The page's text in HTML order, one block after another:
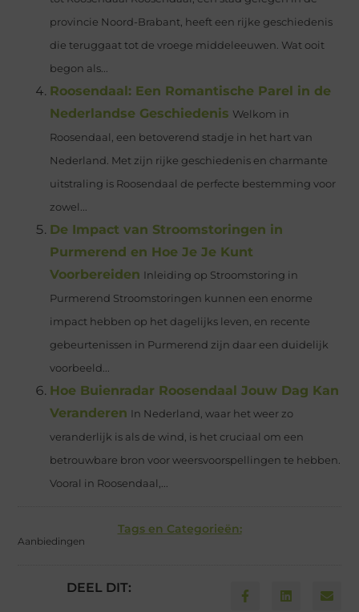
provincie Noord-Brabant, heeft een rijke geschiedenis
die teruggaat tot de vroege middeleeuwen. Wat ooit
begon als...
Roosendaal: Een Romantische Parel in de
Nederlandse Geschiedenis Welkom in
Roosendaal, een betoverend stadje in het hart van
Nederland. Met zijn rijke geschiedenis en charmante
uitstraling is Roosendaal de perfecte bestemming voor
zowel...
De Impact van Stroomstoringen in
Purmerend en Hoe Je Je Kunt
Voorbereiden Inleiding op Stroomstoring in
Purmerend Stroomstoringen kunnen een enorme
impact hebben op het dagelijks leven, en recente
gebeurtenissen in Purmerend zijn daar een duidelijk
voorbeeld...
Hoe Buienradar Roosendaal Jouw Dag Kan
Veranderen In Nederland, waar het weer zo
veranderlijk is als de wind, is het cruciaal om een
betrouwbare bron voor weersvoorspellingen te hebben.
Vooral in Roosendaal,...
Tags en Categorieën:
Aanbiedingen
DEEL DIT: